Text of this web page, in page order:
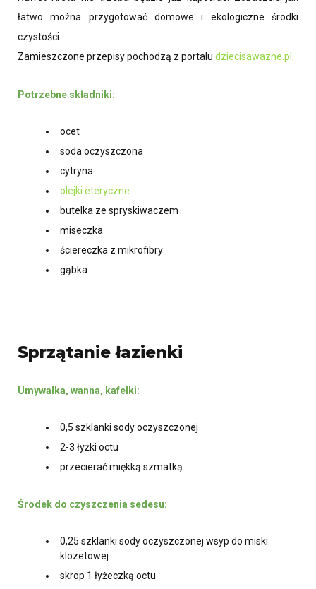
łatwo można przygotować domowe i ekologiczne środki
czystości.
Zamieszczone przepisy pochodzą z portalu dziecisawazne.pl
Potrzebne składniki:
ocet
soda oczyszczona
cytryna
olejki eteryczne
butelka ze spryskiwaczem
miseczka
ściereczka z mikrofibry
gąbka.
Sprzątanie łazienki
Umywalka, wanna, kafelki:
0,5 szklanki sody oczyszczonej
2-3 łyżki octu
przecierać miękką szmatką.
Środek do czyszczenia sedesu:
0,25 szklanki sody oczyszczonej wsyp do miski
klozetowej
skrop 1 łyżeczką octu